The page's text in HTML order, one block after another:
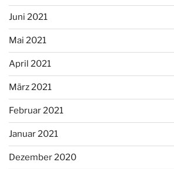
Juni 2021
Mai 2021
April 2021
März 2021
Februar 2021
Januar 2021
Dezember 2020